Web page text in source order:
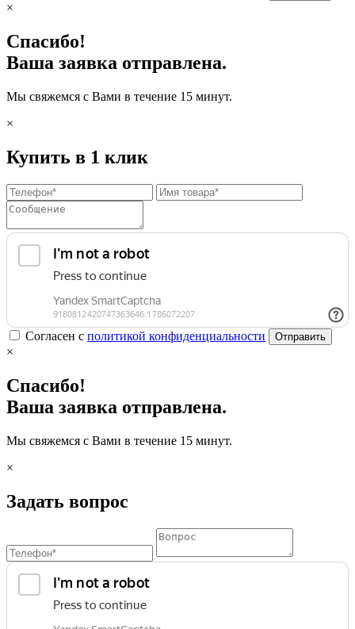
×
Спасибо!
Ваша заявка отправлена.
Мы свяжемся с Вами в течение 15 минут.
×
Купить в 1 клик
Согласен с политикой конфиденциальности Отправить
×
Спасибо!
Ваша заявка отправлена.
Мы свяжемся с Вами в течение 15 минут.
×
Задать вопрос